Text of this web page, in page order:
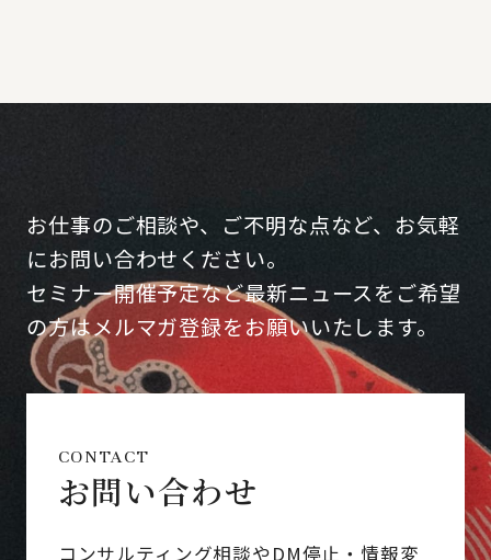
お仕事のご相談や、ご不明な点など、お気軽
にお問い合わせください。
セミナー開催予定など最新ニュースをご希望
の方はメルマガ登録をお願いいたします。
CONTACT
お問い合わせ
コンサルティング相談やDM停止・情報変